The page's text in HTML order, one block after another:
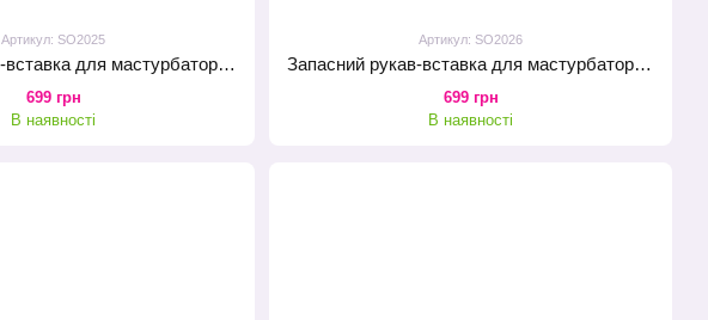
Артикул: SO2025
Запасний рукав-вставка для мастурбатора Satisfyer Men TRI DELIGHTS
699 грн
В наявності
Артикул: SO2026
Запасний рукав-вставка для мастурбатора Satisfyer Men TORNADO BLISS
699 грн
В наявності